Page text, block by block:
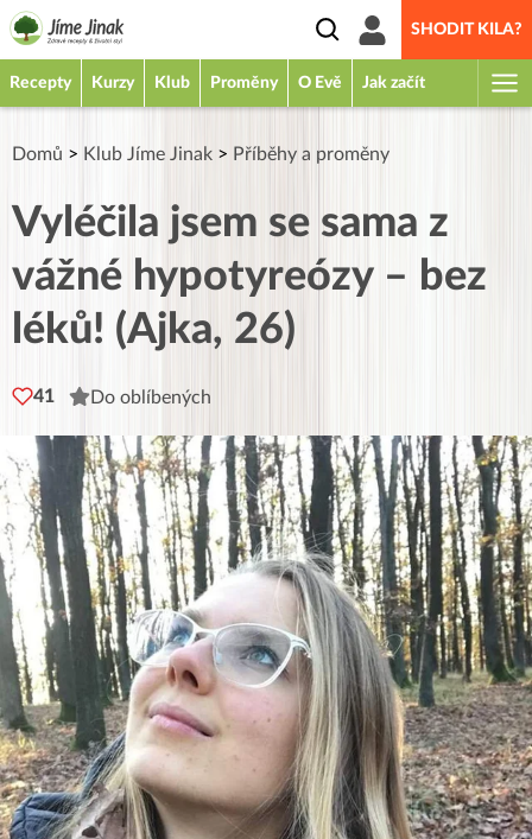
SHODIT KILA?
Recepty Kurzy Klub Proměny O Evě Jak začít
Domů > Klub Jíme Jinak > Příběhy a proměny
Vyléčila jsem se sama z
vážné hypotyreózy – bez
léků! (Ajka, 26)
41 Do oblíbených